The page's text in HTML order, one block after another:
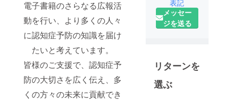
電子書籍のさらなる広報活
動を行い、より多くの人々
に認知症予防の知識を届け
たいと考えています。
皆様のご支援で、認知症予
防の大切さを広く伝え、多
くの方々の未来に貢献でき
表記
メッセー
ジを送る
リターンを
選ぶ